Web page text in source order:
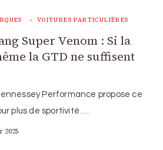
VOITURES PARTICULIÈRES
Super Venom : Si la
la GTD ne suffisent
Performance propose ce
plus de sportivité …
2025